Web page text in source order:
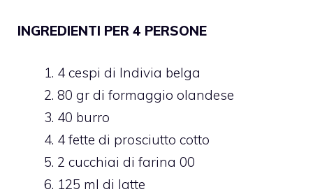
INGREDIENTI PER 4 PERSONE
4 cespi di Indivia belga
80 gr di formaggio olandese
40 burro
4 fette di prosciutto cotto
2 cucchiai di farina 00
125 ml di latte